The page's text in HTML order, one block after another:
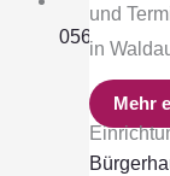
und
in
Mehr
0561 115